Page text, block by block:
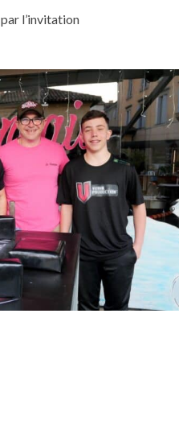
l’invitation